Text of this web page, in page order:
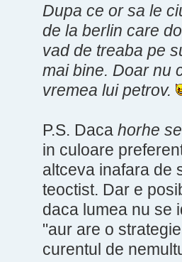
Dupa ce or sa le
de la berlin care
vad de treaba pe
mai bine. Doar nu
vremea lui petrov.
P.S. Daca horhe
in culoare
altceva inafara de
teoctist. Dar e
daca lumea nu se
"aur are o
curentul de